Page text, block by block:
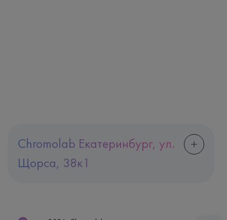
Chromolab Екатеринбург, ул.
Щорса, 38к1